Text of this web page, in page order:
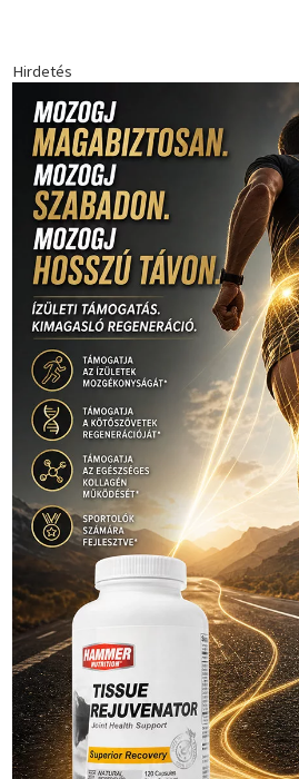
(181)Jégkorong(148)kajakkenu(138)
kosárlabda(166)
labdarúgóválogatott(148)Mercedes
Dakar Team(132)Rali Világbajnokság (122)
2016(373)sport Sportime
(316) Szalay Balázs(126) tenisz(416)
(126)Video(247)világbajnokság (162)
(222)vívás(174) (197) Érdi Mária
úszás(361)
Hirdetés